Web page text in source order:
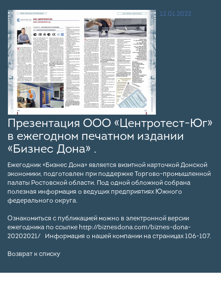
12.01.2022
Презентация ООО «Центротест-Юг»
в ежегодном печатном издании
«Бизнес Дона» .
Ежегодник «Бизнес Дона» является визитной карточкой Донской
экономики, подготовлен при поддержке Торгово-промышленной
палаты Ростовской области. Под одной обложкой собрана
полезная информация о ведущих предприятиях Южного
федерального округа.
Ознакомиться с публикацией можно в электронной версии
ежегодника по ссылке http://biznesdona.com/biznes-dona-
20202021/ Информация о нашей компании на страницах 106-107.
Возврат к списку